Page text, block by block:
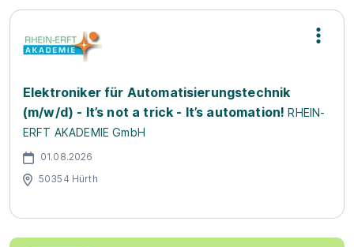
Elektroniker für Automatisierungstechnik
(m/w/d) - It’s not a trick - It’s automation! RHEIN-
ERFT AKADEMIE GmbH
01.08.2026
50354 Hürth